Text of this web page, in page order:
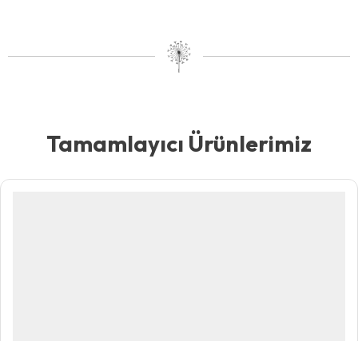
Tamamlayıcı Ürünlerimiz